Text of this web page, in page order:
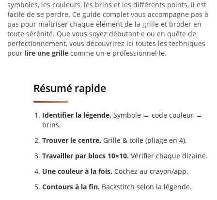
symboles, les couleurs, les brins et les différents points, il est
facile de se perdre. Ce guide complet vous accompagne pas à
pas pour maîtriser chaque élément de la grille et broder en
toute sérénité. Que vous soyez débutant·e ou en quête de
perfectionnement, vous découvrirez ici toutes les techniques
pour lire une grille comme un·e professionnel·le.
Résumé rapide
Identifier la légende. Symbole → code couleur →
brins.
Trouver le centre. Grille & toile (pliage en 4).
Travailler par blocs 10×10. Vérifier chaque dizaine.
Une couleur à la fois. Cochez au crayon/app.
Contours à la fin. Backstitch selon la légende.